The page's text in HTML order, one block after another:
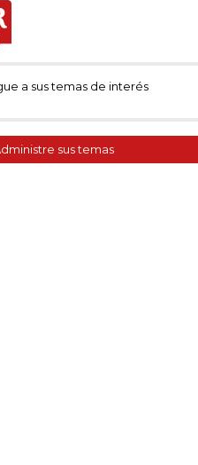
a sus temas de interés
sus temas